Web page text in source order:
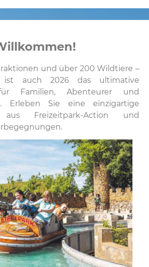
und über 200 Wildtiere –
ist auch 2026 das ultimative
Familien, Abenteurer und
Erleben Sie eine einzigartige
aus Freizeitpark-Action und